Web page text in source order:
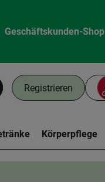
Geschäftskunden-Shop
Registrieren
Körperpflege